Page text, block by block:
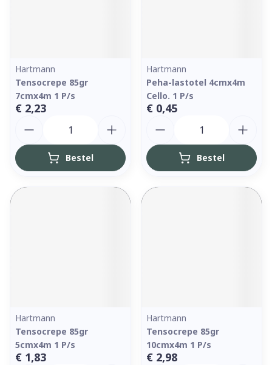
Hartmann
Tensocrepe 85gr
7cmx4m 1 P/s
€ 2,23
Bestel
Hartmann
Peha-lastotel 4cmx4m
Cello. 1 P/s
€ 0,45
Bestel
Hartmann
Tensocrepe 85gr
5cmx4m 1 P/s
€ 1,83
Hartmann
Tensocrepe 85gr
10cmx4m 1 P/s
€ 2,98